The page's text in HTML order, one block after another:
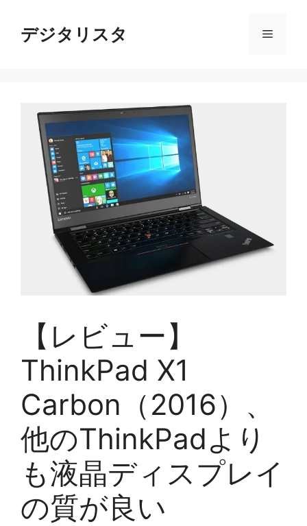
デジタリスタ メ
【レビュー】
ThinkPad X1
Carbon（2016）、
他のThinkPadより
も液晶ディスプレイ
の質が良い